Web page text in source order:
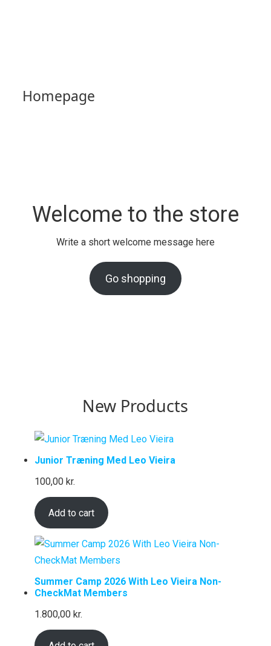
Homepage
Welcome to the store
Write a short welcome message here
Go shopping
New Products
Junior Træning Med Leo Vieira
100,00 kr.
Add to cart
Summer Camp 2026 With Leo Vieira Non-
CheckMat Members
1.800,00 kr.